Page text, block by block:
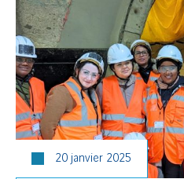
20 janvier 2025